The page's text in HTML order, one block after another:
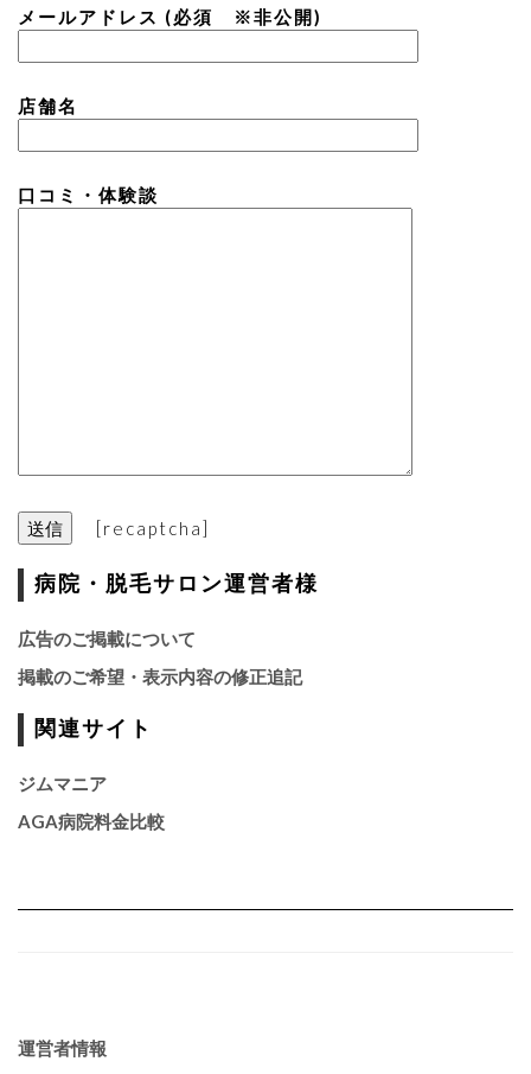
メールアドレス (必須 ※非公開)
店舗名
口コミ・体験談
[recaptcha]
病院・脱毛サロン運営者様
広告のご掲載について
掲載のご希望・表示内容の修正追記
関連サイト
ジムマニア
AGA病院料金比較
運営者情報